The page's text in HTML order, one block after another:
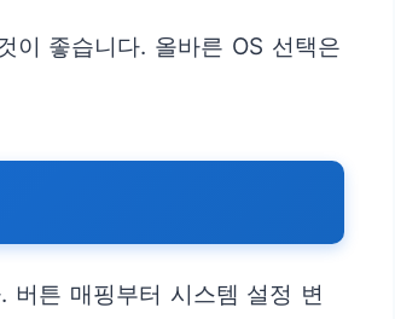
이 좋습니다. 올바른 OS 선택은
버튼 매핑부터 시스템 설정 변